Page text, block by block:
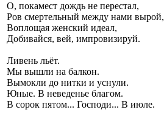
О, покамест дождь не перестал,
Ров смертельный между нами вырой,
Воплощая женский идеал,
Добивайся, вей, импровизируй.
Ливень льёт.
Мы вышли на балкон.
Вымокли до нитки и уснули.
Юные. В неведенье благом.
В сорок пятом... Господи... В июле.